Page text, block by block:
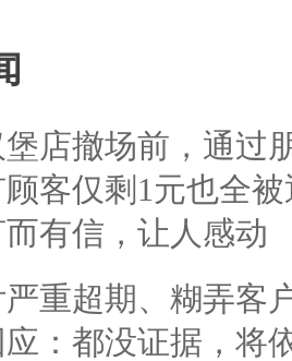
店撤场前，通过
客仅剩1元也全
有信，让人感动
重超期、糊弄客
：都没证据，将